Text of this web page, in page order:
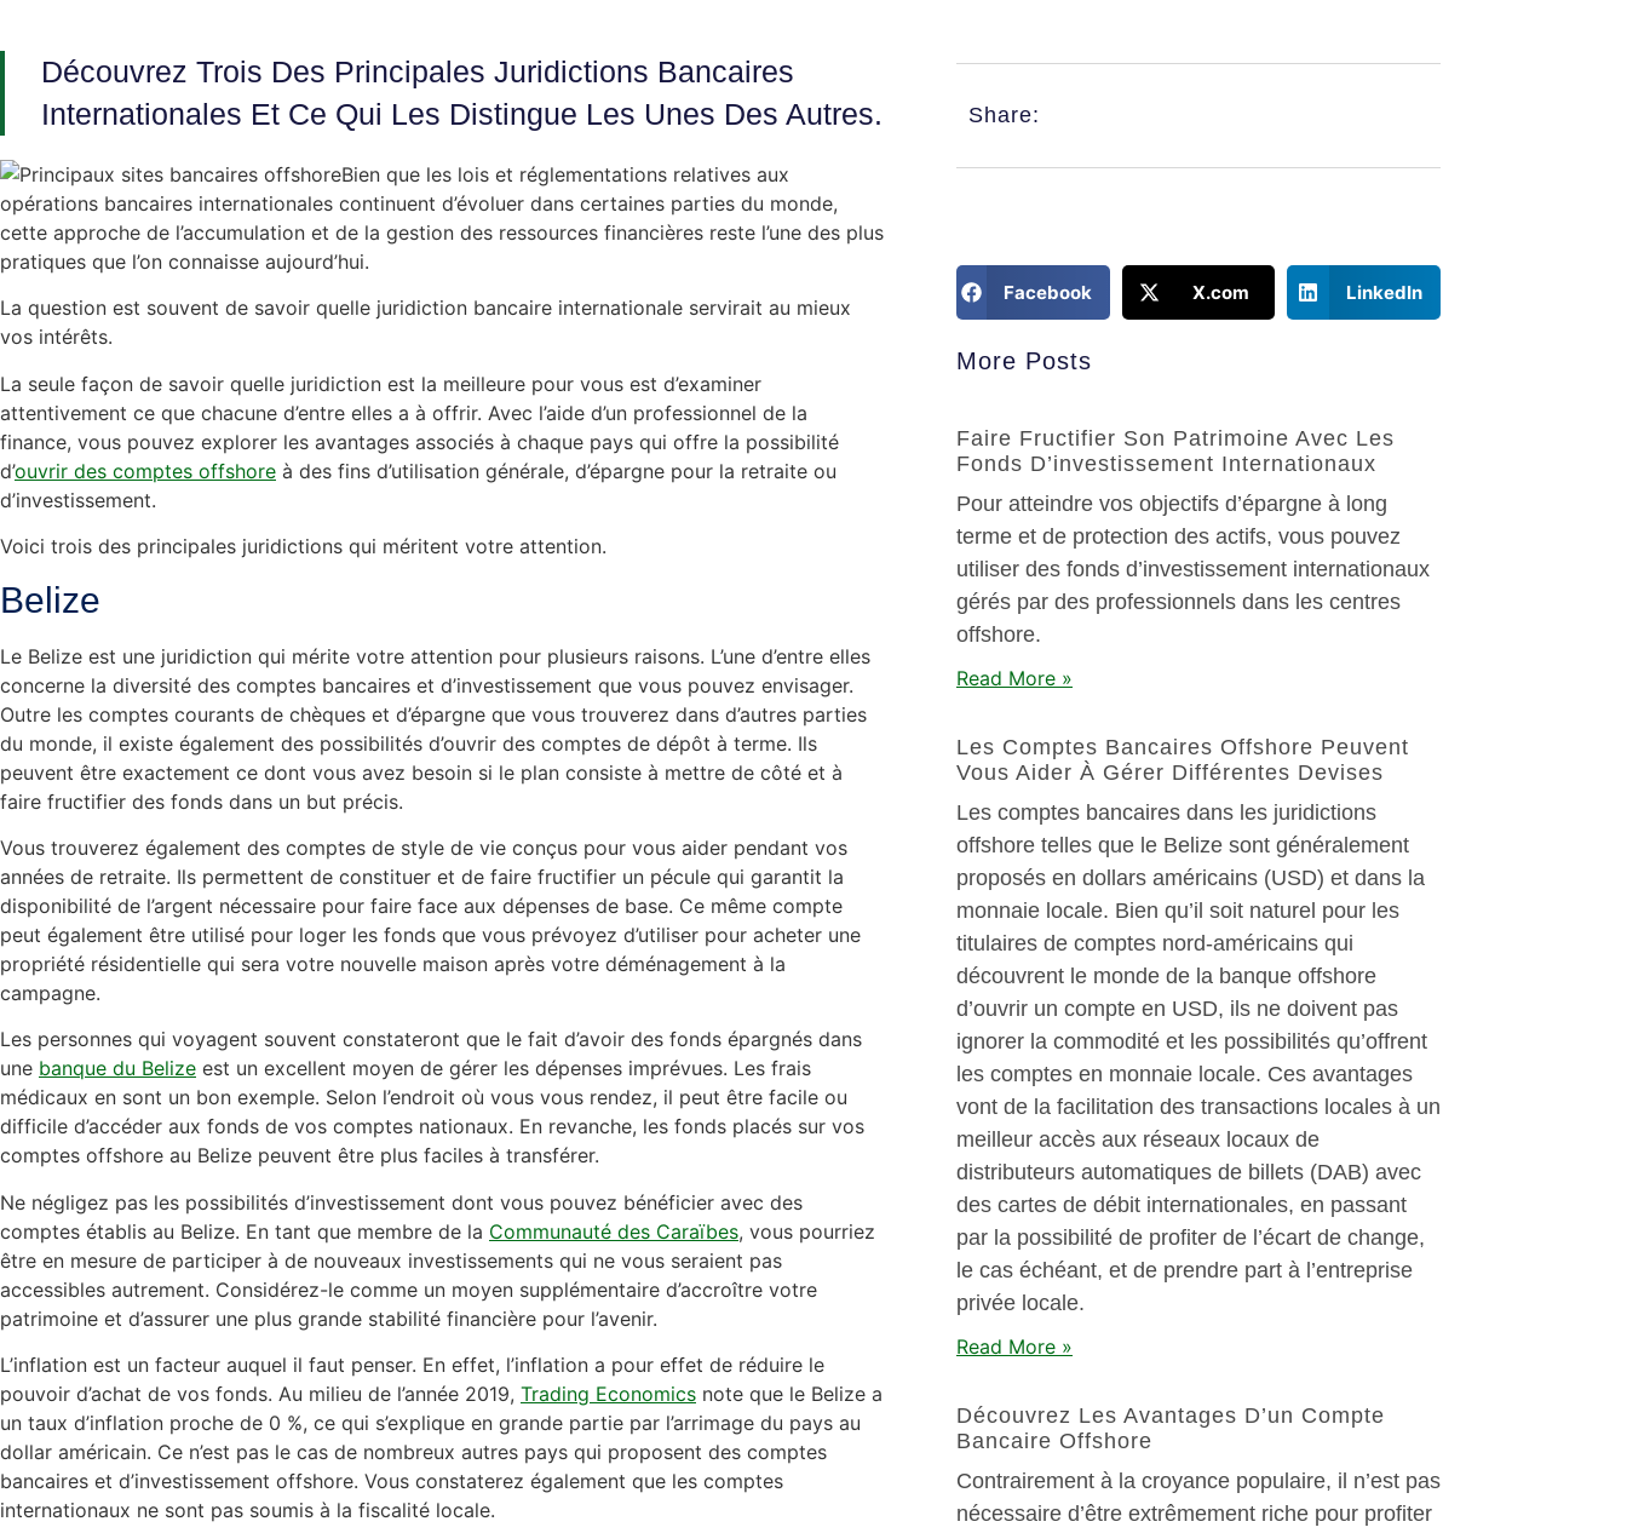
Découvrez Trois Des Principales Juridictions Bancaires
Internationales Et Ce Qui Les Distingue Les Unes Des Autres.
Bien que les lois et réglementations relatives aux
opérations bancaires internationales continuent d’évoluer dans certaines parties du monde,
cette approche de l’accumulation et de la gestion des ressources financières reste l’une des plus
pratiques que l’on connaisse aujourd’hui.
La question est souvent de savoir quelle juridiction bancaire internationale servirait au mieux
vos intérêts.
La seule façon de savoir quelle juridiction est la meilleure pour vous est d’examiner
attentivement ce que chacune d’entre elles a à offrir. Avec l’aide d’un professionnel de la
finance, vous pouvez explorer les avantages associés à chaque pays qui offre la possibilité
d’ouvrir des comptes offshore à des fins d’utilisation générale, d’épargne pour la retraite ou
d’investissement.
Voici trois des principales juridictions qui méritent votre attention.
Belize
Le Belize est une juridiction qui mérite votre attention pour plusieurs raisons. L’une d’entre elles
concerne la diversité des comptes bancaires et d’investissement que vous pouvez envisager.
Outre les comptes courants de chèques et d’épargne que vous trouverez dans d’autres parties
du monde, il existe également des possibilités d’ouvrir des comptes de dépôt à terme. Ils
peuvent être exactement ce dont vous avez besoin si le plan consiste à mettre de côté et à
faire fructifier des fonds dans un but précis.
Vous trouverez également des comptes de style de vie conçus pour vous aider pendant vos
années de retraite. Ils permettent de constituer et de faire fructifier un pécule qui garantit la
disponibilité de l’argent nécessaire pour faire face aux dépenses de base. Ce même compte
peut également être utilisé pour loger les fonds que vous prévoyez d’utiliser pour acheter une
propriété résidentielle qui sera votre nouvelle maison après votre déménagement à la
campagne.
Les personnes qui voyagent souvent constateront que le fait d’avoir des fonds épargnés dans
une banque du Belize est un excellent moyen de gérer les dépenses imprévues. Les frais
médicaux en sont un bon exemple. Selon l’endroit où vous vous rendez, il peut être facile ou
difficile d’accéder aux fonds de vos comptes nationaux. En revanche, les fonds placés sur vos
comptes offshore au Belize peuvent être plus faciles à transférer.
Ne négligez pas les possibilités d’investissement dont vous pouvez bénéficier avec des
comptes établis au Belize. En tant que membre de la Communauté des Caraïbes, vous pourriez
être en mesure de participer à de nouveaux investissements qui ne vous seraient pas
accessibles autrement. Considérez-le comme un moyen supplémentaire d’accroître votre
patrimoine et d’assurer une plus grande stabilité financière pour l’avenir.
L’inflation est un facteur auquel il faut penser. En effet, l’inflation a pour effet de réduire le
pouvoir d’achat de vos fonds. Au milieu de l’année 2019, Trading Economics note que le Belize a
un taux d’inflation proche de 0 %, ce qui s’explique en grande partie par l’arrimage du pays au
dollar américain. Ce n’est pas le cas de nombreux autres pays qui proposent des comptes
bancaires et d’investissement offshore. Vous constaterez également que les comptes
internationaux ne sont pas soumis à la fiscalité locale.
Share:
Facebook X.com LinkedIn
More Posts
Faire Fructifier Son Patrimoine Avec Les
Fonds D’investissement Internationaux
Pour atteindre vos objectifs d’épargne à long
terme et de protection des actifs, vous pouvez
utiliser des fonds d’investissement internationaux
gérés par des professionnels dans les centres
offshore.
Read More »
Les Comptes Bancaires Offshore Peuvent
Vous Aider À Gérer Différentes Devises
Les comptes bancaires dans les juridictions
offshore telles que le Belize sont généralement
proposés en dollars américains (USD) et dans la
monnaie locale. Bien qu’il soit naturel pour les
titulaires de comptes nord-américains qui
découvrent le monde de la banque offshore
d’ouvrir un compte en USD, ils ne doivent pas
ignorer la commodité et les possibilités qu’offrent
les comptes en monnaie locale. Ces avantages
vont de la facilitation des transactions locales à un
meilleur accès aux réseaux locaux de
distributeurs automatiques de billets (DAB) avec
des cartes de débit internationales, en passant
par la possibilité de profiter de l’écart de change,
le cas échéant, et de prendre part à l’entreprise
privée locale.
Read More »
Découvrez Les Avantages D’un Compte
Bancaire Offshore
Contrairement à la croyance populaire, il n’est pas
nécessaire d’être extrêmement riche pour profiter